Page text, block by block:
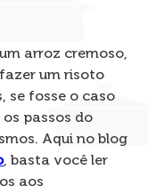
arroz cremoso,
um risoto
se fosse o caso
passos do
Aqui no blog
, basta você ler
aos